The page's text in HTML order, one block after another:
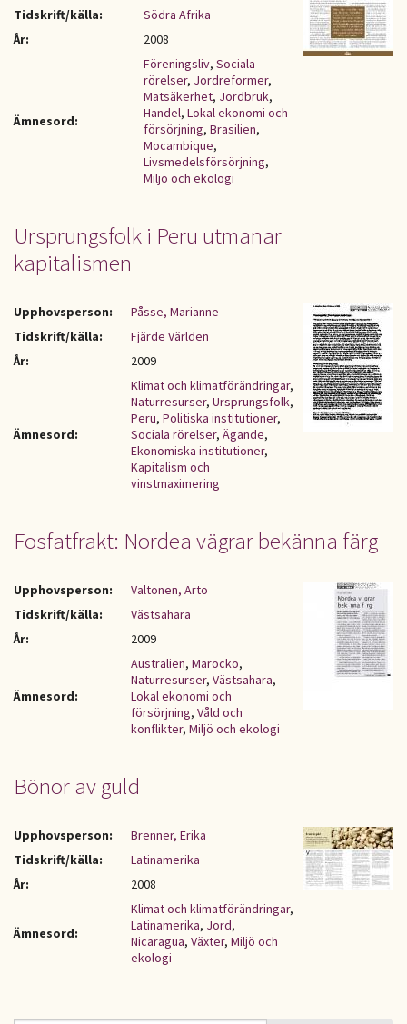
Tidskrift/källa:
Södra Afrika
År:
2008
Ämnesord:
Föreningsliv, Sociala
rörelser, Jordreformer,
Matsäkerhet, Jordbruk,
Handel, Lokal ekonomi och
försörjning, Brasilien,
Mocambique,
Livsmedelsförsörjning,
Miljö och ekologi
Ursprungsfolk i Peru utmanar
kapitalismen
Upphovsperson:
Påsse, Marianne
Tidskrift/källa:
Fjärde Världen
År:
2009
Ämnesord:
Klimat och klimatförändringar,
Naturresurser, Ursprungsfolk,
Peru, Politiska institutioner,
Sociala rörelser, Ägande,
Ekonomiska institutioner,
Kapitalism och
vinstmaximering
Fosfatfrakt: Nordea vägrar bekänna färg
Upphovsperson:
Valtonen, Arto
Tidskrift/källa:
Västsahara
År:
2009
Ämnesord:
Australien, Marocko,
Naturresurser, Västsahara,
Lokal ekonomi och
försörjning, Våld och
konflikter, Miljö och ekologi
Bönor av guld
Upphovsperson:
Brenner, Erika
Tidskrift/källa:
Latinamerika
År:
2008
Ämnesord:
Klimat och klimatförändringar,
Latinamerika, Jord,
Nicaragua, Växter, Miljö och
ekologi